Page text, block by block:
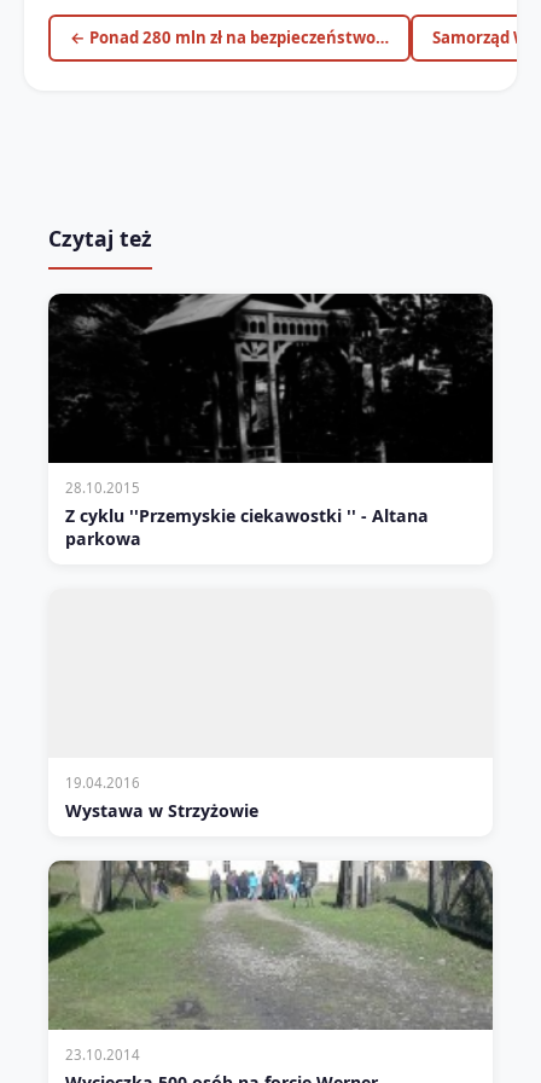
← Ponad 280 mln zł na bezpieczeństwo… Samorząd
Czytaj też
28.10.2015
Z cyklu ''Przemyskie ciekawostki '' - Altana
parkowa
19.04.2016
Wystawa w Strzyżowie
23.10.2014